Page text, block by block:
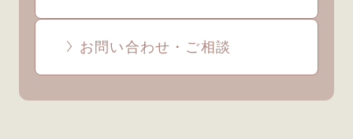
お問い合わせ・ご相談